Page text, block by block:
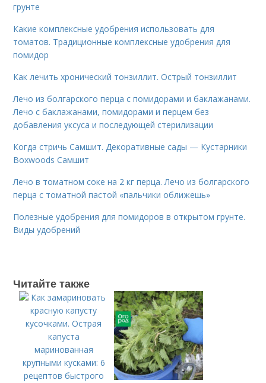
грунте
Какие комплексные удобрения использовать для
томатов. Традиционные комплексные удобрения для
помидор
Как лечить хронический тонзиллит. Острый тонзиллит
Лечо из болгарского перца с помидорами и баклажанами.
Лечо с баклажанами, помидорами и перцем без
добавления уксуса и последующей стерилизации
Когда стричь Самшит. Декоративные сады — Кустарники
Boxwoods Самшит
Лечо в томатном соке на 2 кг перца. Лечо из болгарского
перца с томатной пастой «пальчики оближешь»
Полезные удобрения для помидоров в открытом грунте.
Виды удобрений
Читайте также